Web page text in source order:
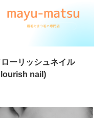
ーリッシュネイル
nail)